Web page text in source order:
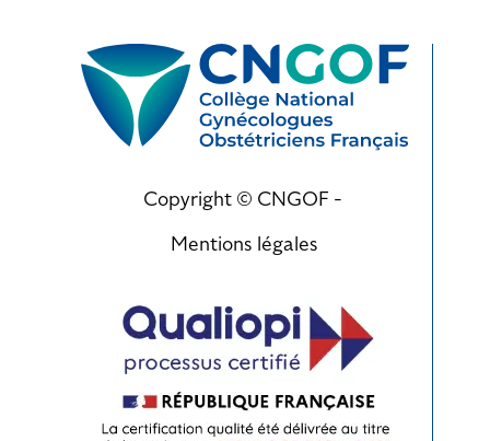
Copyright © CNGOF -
Mentions légales